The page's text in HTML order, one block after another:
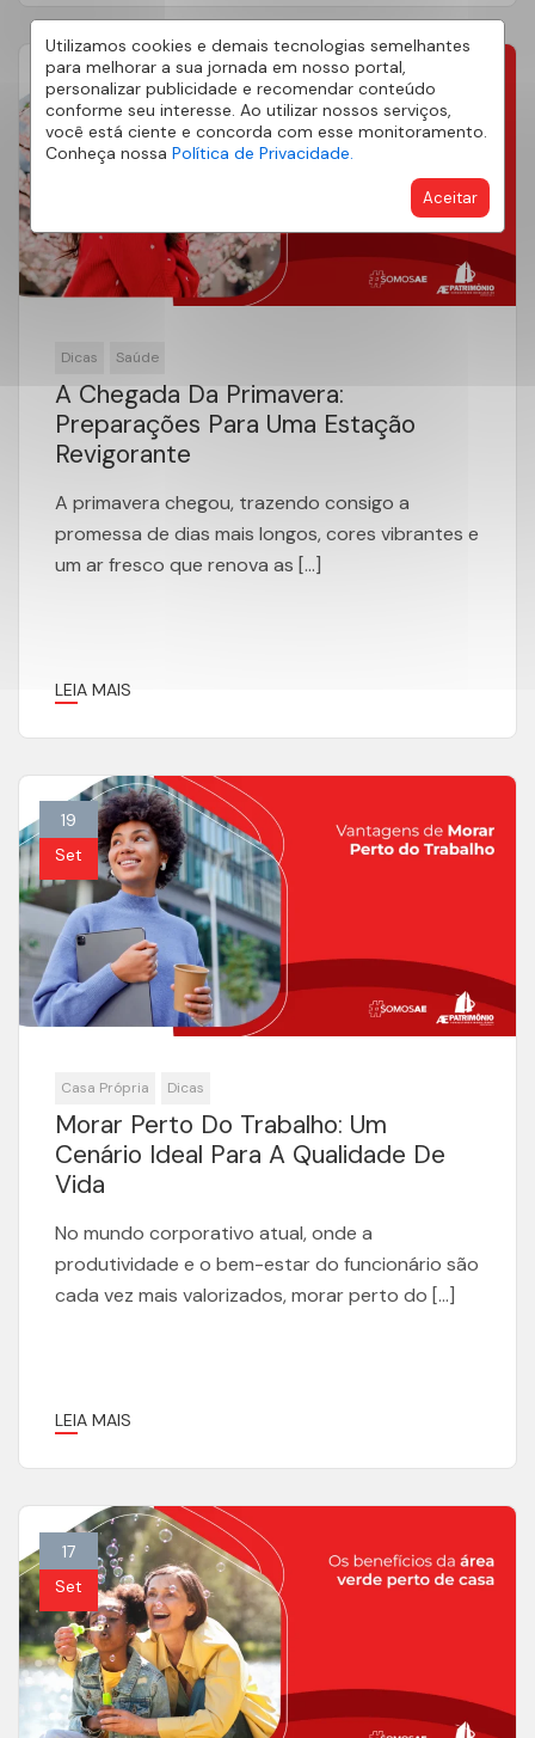
Utilizamos cookies e demais tecnologias semelhantes
para melhorar a sua jornada em nosso portal,
personalizar publicidade e recomendar conteúdo
conforme seu interesse. Ao utilizar nossos serviços,
você está ciente e concorda com esse monitoramento.
Conheça nossa Política de Privacidade.
Aceitar
24
Set
Dicas Saúde
A Chegada Da Primavera:
Preparações Para Uma Estação
Revigorante
A primavera chegou, trazendo consigo a
promessa de dias mais longos, cores vibrantes e
um ar fresco que renova as […]
LEIA MAIS
19
Set
Casa Própria Dicas
Morar Perto Do Trabalho: Um
Cenário Ideal Para A Qualidade De
Vida
No mundo corporativo atual, onde a
produtividade e o bem-estar do funcionário são
cada vez mais valorizados, morar perto do […]
LEIA MAIS
17
Set